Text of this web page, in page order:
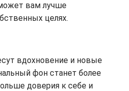
вам лучше
целях.
вдохновение и новые
фон станет более
доверия к себе и